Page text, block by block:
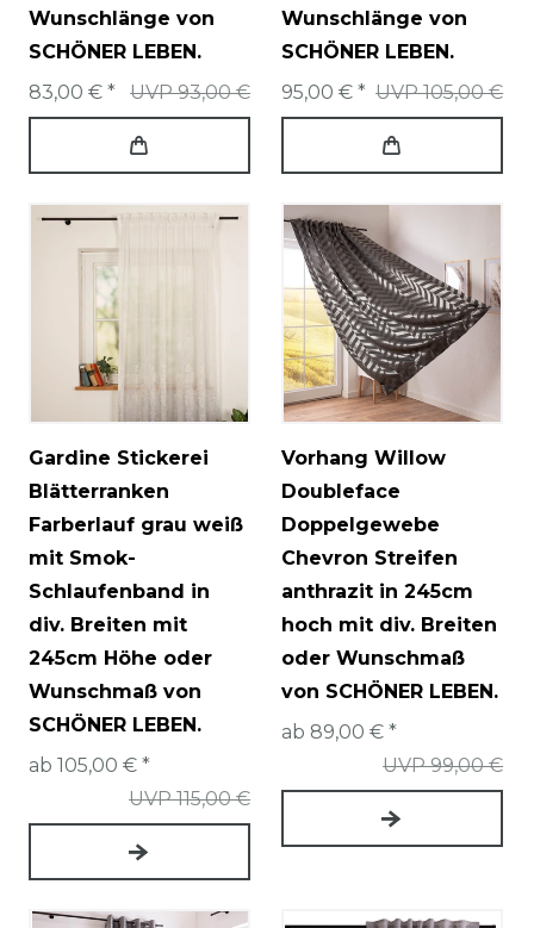
Wunschlänge von
SCHÖNER LEBEN.
UVP 93,00 €
83,00 € *
Wunschlänge von
SCHÖNER LEBEN.
UVP 105,00 €
95,00 € *
Gardine Stickerei
Blätterranken
Farberlauf grau weiß
mit Smok-
Schlaufenband in
div. Breiten mit
245cm Höhe oder
Wunschmaß von
SCHÖNER LEBEN.
UVP 115,00 €
ab 105,00 € *
Vorhang Willow
Doubleface
Doppelgewebe
Chevron Streifen
anthrazit in 245cm
hoch mit div. Breiten
oder Wunschmaß
von SCHÖNER LEBEN.
UVP 99,00 €
ab 89,00 € *